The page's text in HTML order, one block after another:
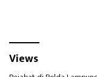
Views